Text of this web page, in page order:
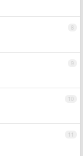
8
9
10
11